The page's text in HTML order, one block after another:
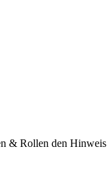
& Rollen den Hinweis